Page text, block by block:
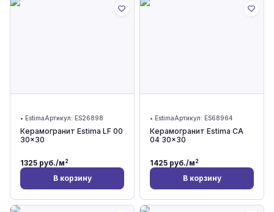
• EstimaАртикул: ES26898
Керамогранит Estima LF 00
30x30
1325 руб./м2
В корзину
• EstimaАртикул: ES68964
Керамогранит Estima CA
04 30x30
1425 руб./м2
В корзину